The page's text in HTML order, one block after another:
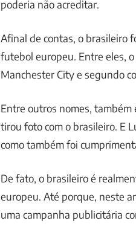
poderia não acreditar.
Afinal de contas, o brasileiro
futebol europeu. Entre eles,
Manchester City e segundo
Entre outros nomes,
tirou foto com o brasileiro. E
como também foi
De fato, o brasileiro é
europeu. Até porque, neste
uma campanha publicitária